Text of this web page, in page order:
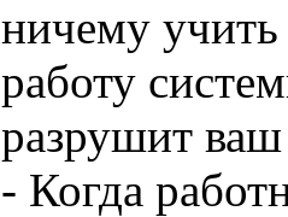
ничему
работу
разрушит ваш
- Когда